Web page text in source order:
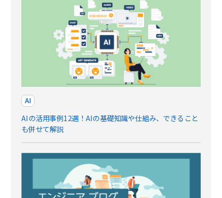
AI
AIの活用事例12選！AIの基礎知識や仕組み、できること
も併せて解説